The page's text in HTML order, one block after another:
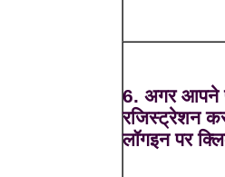
6. अगर आपने
रजिस्ट्रेशन
लॉगइन पर